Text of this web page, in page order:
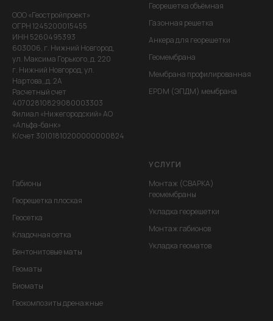
ООО «Геостройпроект»
ОГРН 1245200015455
ИНН 5260495393
603006, г. Нижний Новгород,
ул. Максима Горького, д. 220
г. Нижний Новгород, ул.
Нартова,,д. 2А
Расчетный счет
40702810829080003303
Филиал «Нижегородский» АО
«Альфа-банк»
К/счет 30101810200000000824
Георешетка объёмная
Газонная решетка
Анкера для георешетки
Геомембрана
Мембрана профилированная
EPDM (ЭПДМ) мембрана
Габионы
Георешетка плоская
Геосетка
Кладочная сетка
Бентонитовые маты
Геоматы
Биоматы
Геокомпозиты дренажные
УСЛУГИ
Монтаж (СВАРКА)
геомембраны
Укладка георешетки
Монтаж габионов
Укладка геоматов